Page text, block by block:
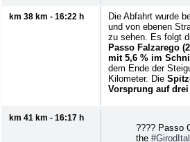
km 38 km - 16:22 h
Die Abfahrt wurde
und von ebenen
zu sehen. Es folgt
Passo Falzarego
mit 5,6 % im
dem Ende der
Kilometer. Die
Vorsprung auf
km 41 km - 16:17 h
???? Passo
the